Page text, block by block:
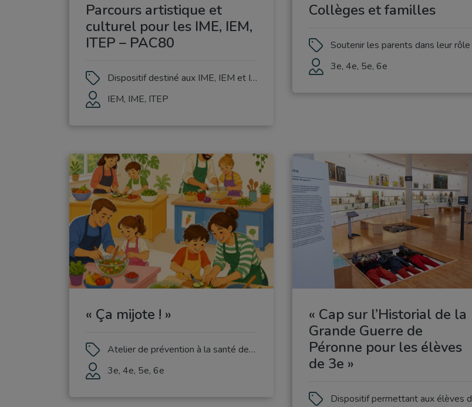
Parcours artistique et
culturel pour les IME, IEM,
ITEP – PAC80
Dispositif destiné aux IME, IEM et ITEP
IEM, IME, ITEP
Collèges et familles
Soutenir les parents dans leur rôle éducatif
3e, 4e, 5e, 6e
« Ça mijote ! »
Atelier de prévention à la santé de sensibilisation à l’alimentation équilibrée
3e, 4e, 5e, 6e
« Cap sur l’Historial de la
Grande Guerre de
Péronne pour les élèves
de 3e »
Dispositif permettant aux élèves de 3e de fréquenter l'Historial de Péronne et de visiter le circuit du souvenir